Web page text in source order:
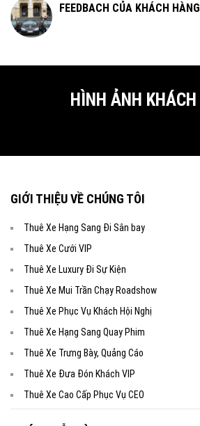
FEEDBACH CỦA KHÁCH
HÌNH ẢNH
GIỚI THIỆU VỀ CHÚNG TÔI
Thuê Xe Hạng Sang Đi Sân bay
Thuê Xe Cưới VIP
Thuê Xe Luxury Đi Sự Kiện
Thuê Xe Mui Trần Chạy Roadshow
Thuê Xe Phục Vụ Khách Hội Nghị
Thuê Xe Hạng Sang Quay Phim
Thuê Xe Trưng Bày, Quảng Cáo
Thuê Xe Đưa Đón Khách VIP
Thuê Xe Cao Cấp Phục Vụ CEO